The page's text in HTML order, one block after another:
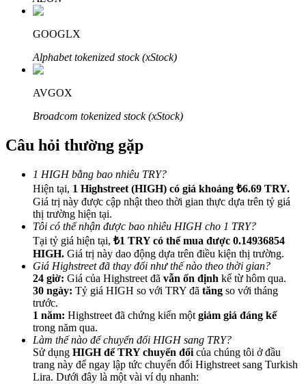
Đối tác Bitrue
Mời một người bạn để nhận phần thưởng tiền mặt
Deposit CASHCAT & Win
Deposit CASHCAT & Win
GOOGLX
Alphabet tokenized stock (xStock)
AVGOX
Broadcom tokenized stock (xStock)
Câu hỏi thường gặp
1 HIGH bằng bao nhiêu TRY?
Hiện tại, 1 Highstreet (HIGH) có giá khoảng ₺6.69 TRY.
Giá trị này được cập nhật theo thời gian thực dựa trên tỷ giá
thị trường hiện tại.
Tôi có thể nhận được bao nhiêu HIGH cho 1 TRY?
Tại tỷ giá hiện tại, ₺1 TRY có thể mua được 0.14936854
HIGH. Giá trị này dao động dựa trên điều kiện thị trường.
Giá Highstreet đã thay đổi như thế nào theo thời gian?
24 giờ: Giá của Highstreet đã vẫn ổn định kể từ hôm qua.
30 ngày: Tỷ giá HIGH so với TRY đã tăng so với tháng
trước.
1 năm: Highstreet đã chứng kiến một giảm giá đáng kể
trong năm qua.
Làm thế nào để chuyển đổi HIGH sang TRY?
Sử dụng HIGH để TRY chuyển đổi của chúng tôi ở đầu
trang này để ngay lập tức chuyển đổi Highstreet sang Turkish
Lira. Dưới đây là một vài ví dụ nhanh: